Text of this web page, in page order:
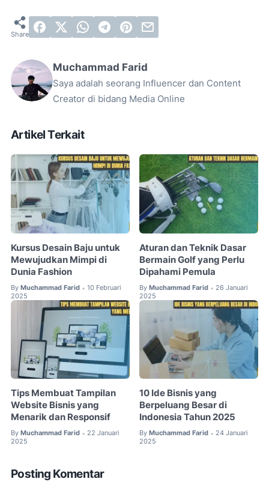
Muchammad Farid
Saya adalah seorang Influencer dan Content
Creator di bidang Media Online
Artikel Terkait
Kursus Desain Baju untuk
Mewujudkan Mimpi di
Dunia Fashion
By Muchammad Farid • 10 Februari
2025
Aturan dan Teknik Dasar
Bermain Golf yang Perlu
Dipahami Pemula
By Muchammad Farid • 26 Januari
2025
Tips Membuat Tampilan
Website Bisnis yang
Menarik dan Responsif
By Muchammad Farid • 22 Januari
2025
10 Ide Bisnis yang
Berpeluang Besar di
Indonesia Tahun 2025
By Muchammad Farid • 24 Januari
2025
Posting Komentar